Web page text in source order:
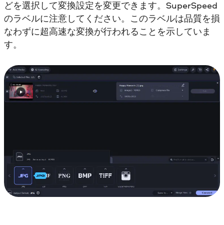
どを選択して変換設定を変更できます。SuperSpeed
のラベルに注意してください。このラベルは品質を損
なわずに超高速な変換が行われることを示していま
す。